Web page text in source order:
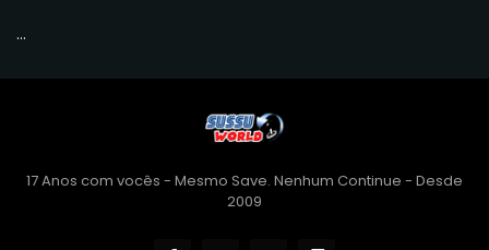
...
17 Anos com vocês - Mesmo Save. Nenhum Continue - Desde
2009